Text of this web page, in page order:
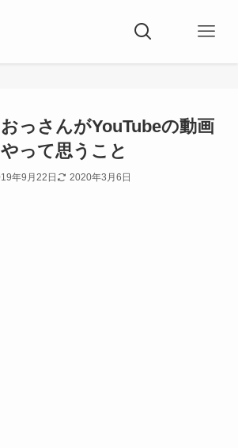
っさんがYouTubeの動画
って思うこと
年9月22日 2020年3月6日